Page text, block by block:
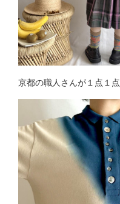
京都の職人さんが１点１